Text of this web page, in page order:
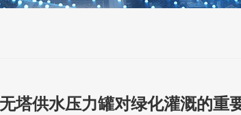
无塔供水压力罐对绿化灌溉的重